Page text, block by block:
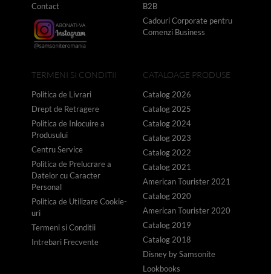
Contact
B2B
Cadouri Corporate pentru
Comenzi Business
TERMENI SI CONDITII
Politica de Livrari
Drept de Retragere
Politica de Inlocuire a
Produsului
Centru Service
Politica de Prelucrare a
Datelor cu Caracter
Personal
Politica de Utilizare Cookie-
uri
Termeni si Conditii
Intrebari Frecvente
CATALOAGE PRODUSE
Catalog 2026
Catalog 2025
Catalog 2024
Catalog 2023
Catalog 2022
Catalog 2021
American Tourister 2021
Catalog 2020
American Tourister 2020
Catalog 2019
Catalog 2018
Disney by Samsonite
Lookbooks